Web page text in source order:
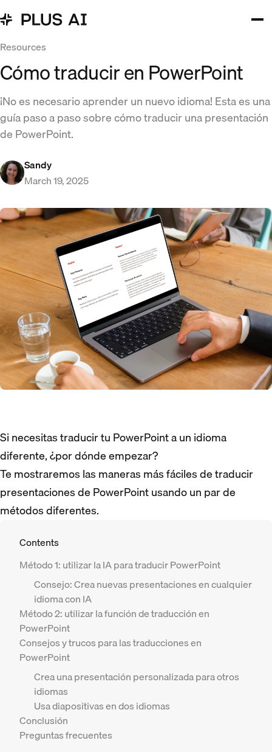
Resources
Cómo traducir en PowerPoint
¡No es necesario aprender un nuevo idioma! Esta es una
guía paso a paso sobre cómo traducir una presentación
de PowerPoint.
Sandy
March 19, 2025
Si necesitas traducir tu PowerPoint a un idioma
diferente, ¿por dónde empezar?
Te mostraremos las maneras más fáciles de traducir
presentaciones de PowerPoint usando un par de
métodos diferentes.
Contents
Método 1: utilizar la IA para traducir PowerPoint
Consejo: Crea nuevas presentaciones en cualquier
idioma con IA
Método 2: utilizar la función de traducción en
PowerPoint
Consejos y trucos para las traducciones en
PowerPoint
Crea una presentación personalizada para otros
idiomas
Usa diapositivas en dos idiomas
Conclusión
Preguntas frecuentes